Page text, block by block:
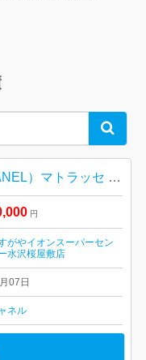
Search
シャネル（CHANEL）マトラッセ キャビアスキン フラップ長財布（長財布）
円
がやイオンスーパーセン
水沢桜屋敷店
07日
ネル